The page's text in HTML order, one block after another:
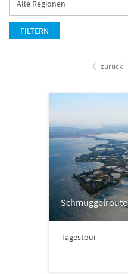
FILTERN
zurück
Tagestour